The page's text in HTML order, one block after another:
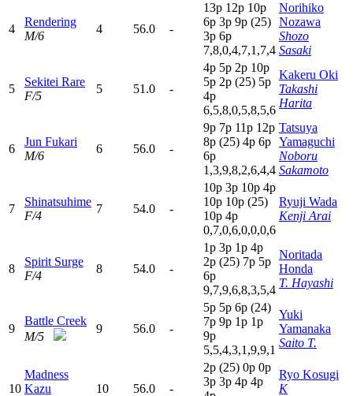
4
Rendering
M/6
4 56.0 -
13p 12p 10p
6p 3p 9p (25)
3p 6p
7,8,0,4,7,1,7,4
Norihiko
Nozawa
Shozo
Sasaki
5
Sekitei Rare
F/5
5 51.0 -
4p 5p 2p 10p
5p 2p (25) 5p
4p
6,5,8,0,5,8,5,6
Kakeru Oki
Takashi
Harita
6
Jun Fukari
M/6
6 56.0 -
9p 7p 11p 12p
8p (25) 4p 6p
6p
1,3,9,8,2,6,4,4
Tatsuya
Yamaguchi
Noboru
Sakamoto
7
Shinatsuhime
F/4
7 54.0 -
10p 3p 10p 4p
10p 10p (25)
10p 4p
0,7,0,6,0,0,0,6
Ryuji Wada
Kenji Arai
8
Spirit Surge
F/4
8 54.0 -
1p 3p 1p 4p
2p (25) 7p 5p
6p
9,7,9,6,8,3,5,4
Noritada
Honda
T. Hayashi
9
Battle Creek
M/5
9 56.0 -
5p 5p 6p (24)
7p 9p 1p 1p
9p
5,5,4,3,1,9,9,1
Yuki
Yamanaka
Saito T.
10
Madness
Kazu
10 56.0 -
2p (25) 0p 0p
3p 3p 4p 4p
Ryo Kosugi
K